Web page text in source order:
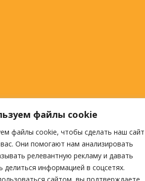
файлы cookie
файлы cookie, чтобы сделать наш сайт
Они помогают нам анализировать
релевантную рекламу и давать
делиться информацией в соцсетях.